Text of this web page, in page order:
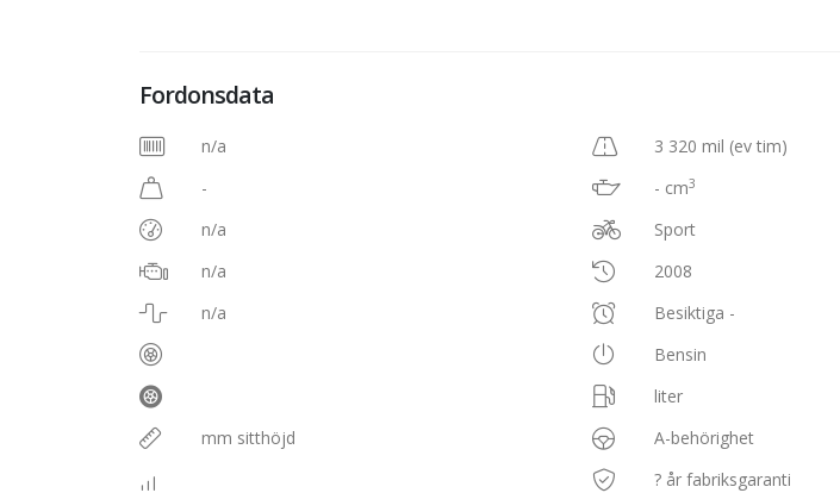
Fordonsdata
n/a
-
n/a
n/a
n/a
mm sitthöjd
3 320 mil (ev tim)
- cm3
Sport
2008
Besiktiga -
Bensin
liter
A-behörighet
? år fabriksgaranti